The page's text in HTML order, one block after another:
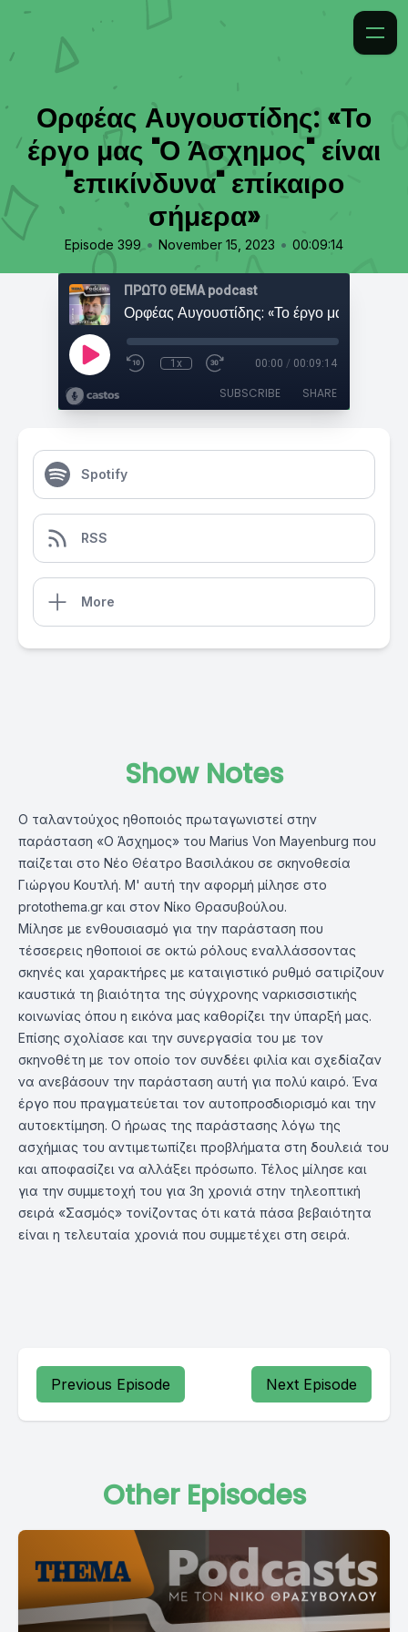
Ορφέας Αυγουστίδης: «Το
έργο μας "Ο Άσχημος" είναι
"επικίνδυνα" επίκαιρο
σήμερα»
Episode 399 • November 15, 2023 • 00:09:14
ΠΡΩΤΟ ΘΕΜΑ podcast
1x 00:00 / 00:09:14
SUBSCRIBE SHARE
Spotify
RSS
More
Show Notes
Ο ταλαντούχος ηθοποιός πρωταγωνιστεί στην
παράσταση «Ο Άσχημος» του Marius Von Mayenburg που
παίζεται στο Νέο Θέατρο Βασιλάκου σε σκηνοθεσία
Γιώργου Κουτλή. Μ' αυτή την αφορμή μίλησε στο
protothema.gr και στον Νίκο Θρασυβούλου.
Μίλησε με ενθουσιασμό για την παράσταση που
τέσσερεις ηθοποιοί σε οκτώ ρόλους εναλλάσσοντας
σκηνές και χαρακτήρες με καταιγιστικό ρυθμό σατιρίζουν
καυστικά τη βιαιότητα της σύγχρονης ναρκισσιστικής
κοινωνίας όπου η εικόνα μας καθορίζει την ύπαρξή μας.
Επίσης σχολίασε και την συνεργασία του με τον
σκηνοθέτη με τον οποίο τον συνδέει φιλία και σχεδίαζαν
να ανεβάσουν την παράσταση αυτή για πολύ καιρό. Ένα
έργο που πραγματεύεται τον αυτοπροσδιορισμό και την
αυτοεκτίμηση. Ο ήρωας της παράστασης λόγω της
ασχήμιας του αντιμετωπίζει προβλήματα στη δουλειά του
και αποφασίζει να αλλάξει πρόσωπο. Τέλος μίλησε και
για την συμμετοχή του για 3η χρονιά στην τηλεοπτική
σειρά «Σασμός» τονίζοντας ότι κατά πάσα βεβαιότητα
είναι η τελευταία χρονιά που συμμετέχει στη σειρά.
Previous Episode Next Episode
Other Episodes